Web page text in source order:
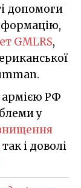
допомоги
GMLRS,
армією РФ
у
так і доволі